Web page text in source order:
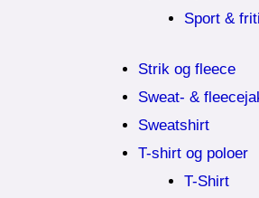
Sport &
Strik og fleece
Sweat- &
Sweatshirt
T-shirt og poloer
T-Shirt